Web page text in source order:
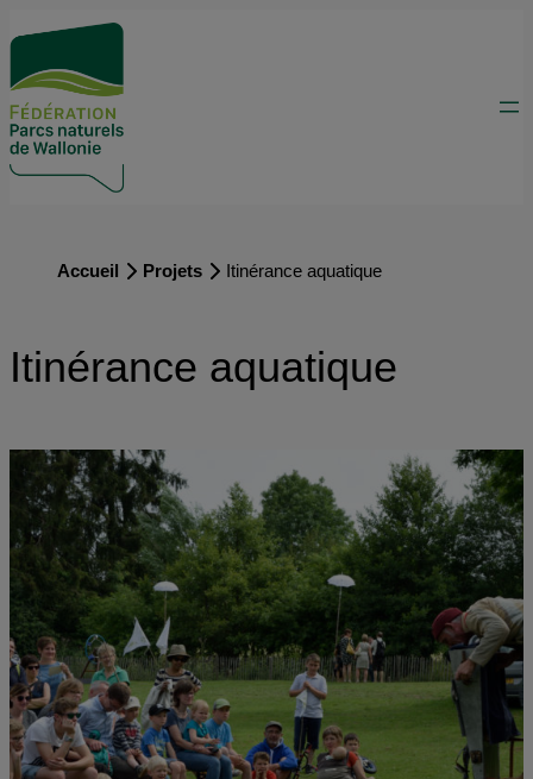
Accueil Projets Itinérance aquatique
Itinérance aquatique